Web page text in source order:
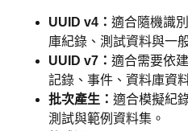
UUID v4： 適合隨機識
庫紀錄、測試資料與一
UUID v7： 適合需要依
記錄、事件、資料庫資
批次產生： 適合模擬紀
測試與範例資料集。